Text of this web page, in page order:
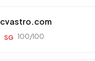
cvastro.com
SG 100/100